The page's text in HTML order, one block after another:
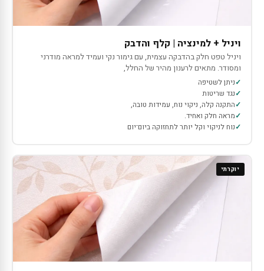
ויניל + למינציה | קלף והדבק
ויניל טפט חלק בהדבקה עצמית, עם גימור נקי ועמיד למראה מודרני
ומסודר. מתאים לרענון מהיר של החלל,
ניתן לשטיפה
נגד שריטות
התקנה קלה, ניקוי נוח, עמידות טובה,
מראה חלק ואחיד.
נוח לניקוי וקל יותר לתחזוקה ביום־יום
יוקרתי